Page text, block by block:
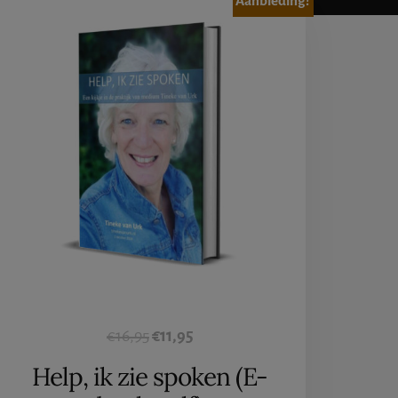
€16,95Oorspronkelijke
was:
€11,95Huidige
prijs
is:
Help, ik zie spoken (E-